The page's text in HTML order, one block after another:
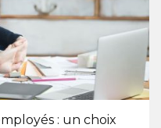
: un choix